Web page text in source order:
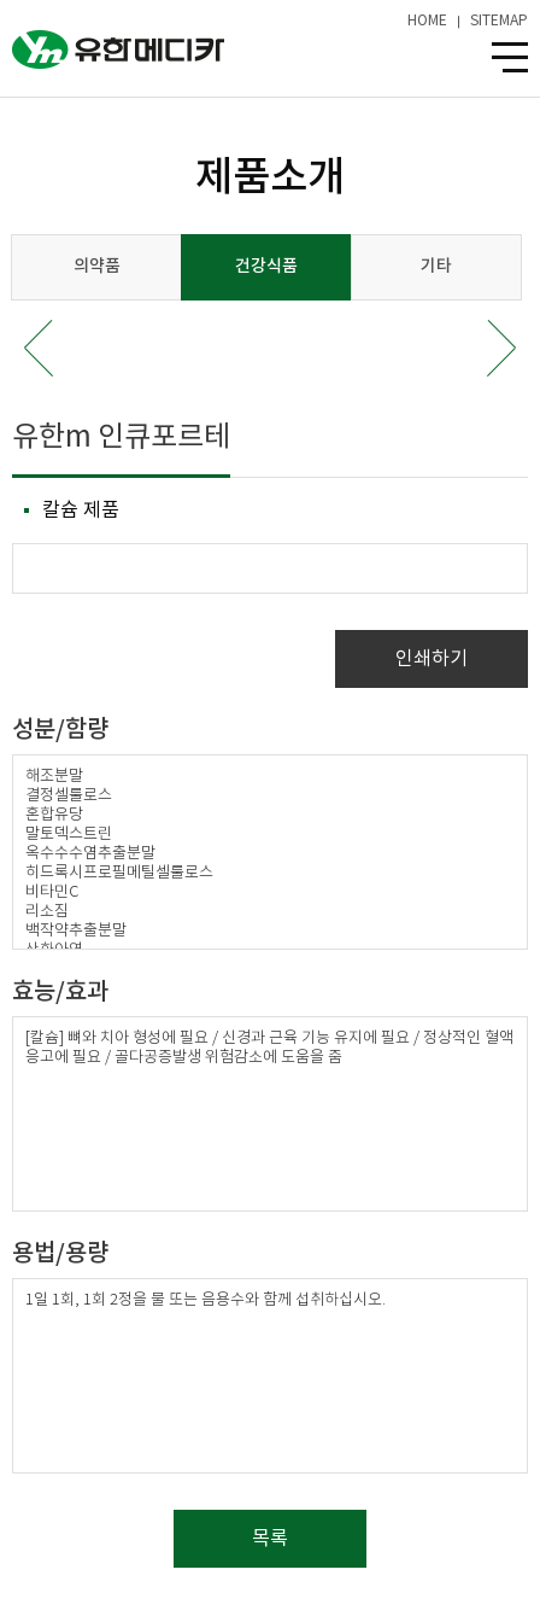
HOME SITEMAP
제품소개
의약품 건강식품 기타
유한m 인큐포르테
칼슘 제품
인쇄하기
성분/함량
해조분말
결정셀룰로스
혼합유당
말토덱스트린
옥수수수염추출분말
히드록시프로필메틸셀룰로스
비타민C
리소짐
백작약추출분말
산화아연
비타민E혼합제제분말
코엔자임Q10
라이신염산염
자일리톨
비타민B1염산염
효능/효과
[칼슘] 뼈와 치아 형성에 필요 / 신경과 근육 기능 유지에 필요 / 정상적인 혈액
응고에 필요 / 골다공증발생 위험감소에 도움을 줌
용법/용량
1일 1회, 1회 2정을 물 또는 음용수와 함께 섭취하십시오.
목록